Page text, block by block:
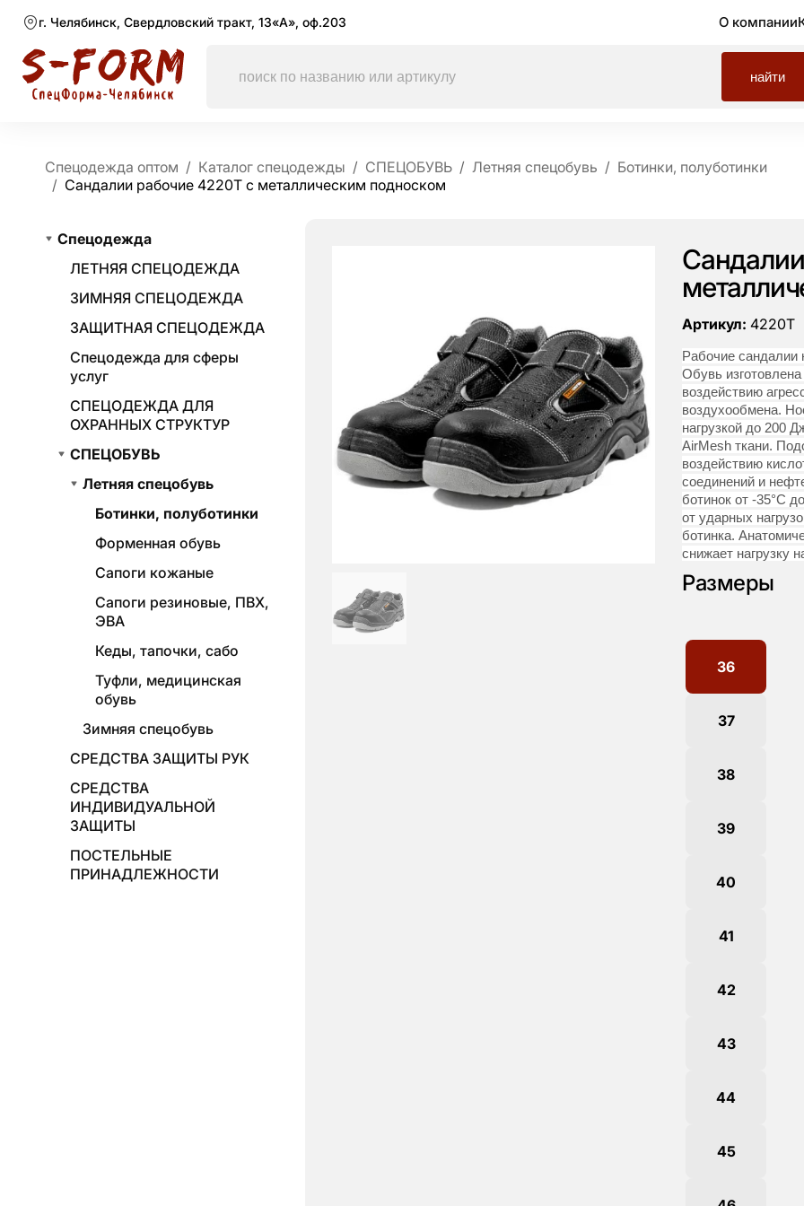
г. Челябинск, Свердловский тракт, 13«А», оф.203 О компании
найти
Спецодежда оптом Каталог спецодежды СПЕЦОБУВЬ Летняя спецобувь
Ботинки, полуботинки
Сандалии рабочие 4220Т с металлическим подноском
Спецодежда
ЛЕТНЯЯ СПЕЦОДЕЖДА
ЗИМНЯЯ СПЕЦОДЕЖДА
ЗАЩИТНАЯ СПЕЦОДЕЖДА
Спецодежда для сферы
услуг
СПЕЦОДЕЖДА ДЛЯ
ОХРАННЫХ СТРУКТУР
СПЕЦОБУВЬ
Летняя спецобувь
Ботинки, полуботинки
Форменная обувь
Сапоги кожаные
Сапоги резиновые, ПВХ,
ЭВА
Кеды, тапочки, сабо
Туфли, медицинская
обувь
Зимняя спецобувь
СРЕДСТВА ЗАЩИТЫ РУК
СРЕДСТВА
ИНДИВИДУАЛЬНОЙ
ЗАЩИТЫ
ПОСТЕЛЬНЫЕ
ПРИНАДЛЕЖНОСТИ
Артикул: 4220Т
Рабочие
Обувь
воздействию
воздухообмена.
нагрузкой до 200
AirMesh ткани.
воздействию
соединений и
ботинок от -35°С
от ударных
ботинка.
снижает нагрузку
Размеры
36
37
38
39
40
41
42
43
44
45